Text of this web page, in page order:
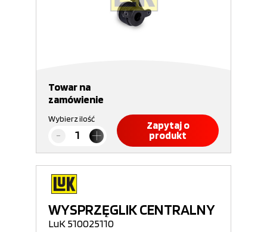
Towar na
zamówienie
Wybierz ilość
Zapytaj o
produkt
WYSPRZĘGLIK CENTRALNY
LuK 510025110